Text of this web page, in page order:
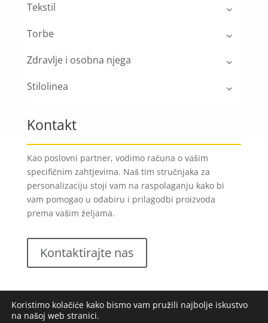
Tekstil
Torbe
Zdravlje i osobna njega
Stilolinea
Kontakt
Kao poslovni partner, vodimo računa o vašim
specifičnim zahtjevima. Naš tim stručnjaka za
personalizaciju stoji vam na raspolaganju kako bi
vam pomogao u odabiru i prilagodbi proizvoda
prema vašim željama.
Kontaktirajte nas
Koristimo kolačiće kako bismo vam pružili najbolje iskustvo
na našoj web stranici.